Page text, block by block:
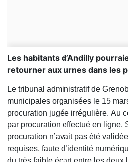
Les habitants d’Andilly
retourner aux urnes dans les
Le tribunal administratif de
municipales organisées le 15
procuration jugée irrégulière. Au
par procuration effectué en ligne.
procuration n’avait pas été
requises, faute d’identité